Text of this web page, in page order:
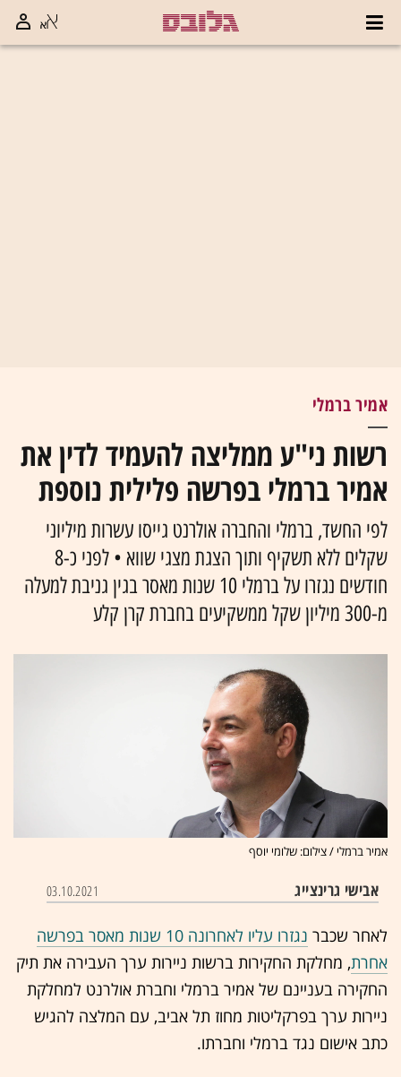
אמיר ברמלי
רשות ני"ע ממליצה להעמיד לדין את
אמיר ברמלי בפרשה פלילית נוספת
לפי החשד, ברמלי והחברה אולרנט גייסו עשרות מיליוני
שקלים ללא תשקיף ותוך הצגת מצגי שווא • לפני כ-8
חודשים נגזרו על ברמלי 10 שנות מאסר בגין גניבת למעלה
מ-300 מיליון שקל ממשקיעים בחברת קרן קלע
אמיר ברמלי / צילום: שלומי יוסף
אבישי גרינצייג 03.10.2021
לאחר שכבר
נגזרו עליו לאחרונה 10 שנות מאסר בפרשה
אחרת, מחלקת החקירות ברשות ניירות ערך העבירה את תיק
החקירה בעניינם של אמיר ברמלי וחברת אולרנט למחלקת
ניירות ערך בפרקליטות מחוז תל אביב, עם המלצה להגיש
כתב אישום נגד ברמלי וחברתו.